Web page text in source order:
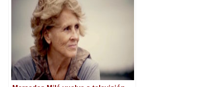
accesorios coaxiales